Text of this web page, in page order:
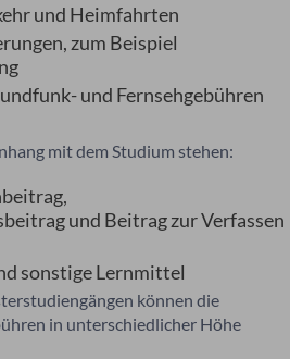
und Heimfahrten
zum Beispiel
und Fernsehgebühren
mit dem Studium stehen:
und Beitrag zur Verfassen
sonstige Lernmittel
können die
in unterschiedlicher Höhe